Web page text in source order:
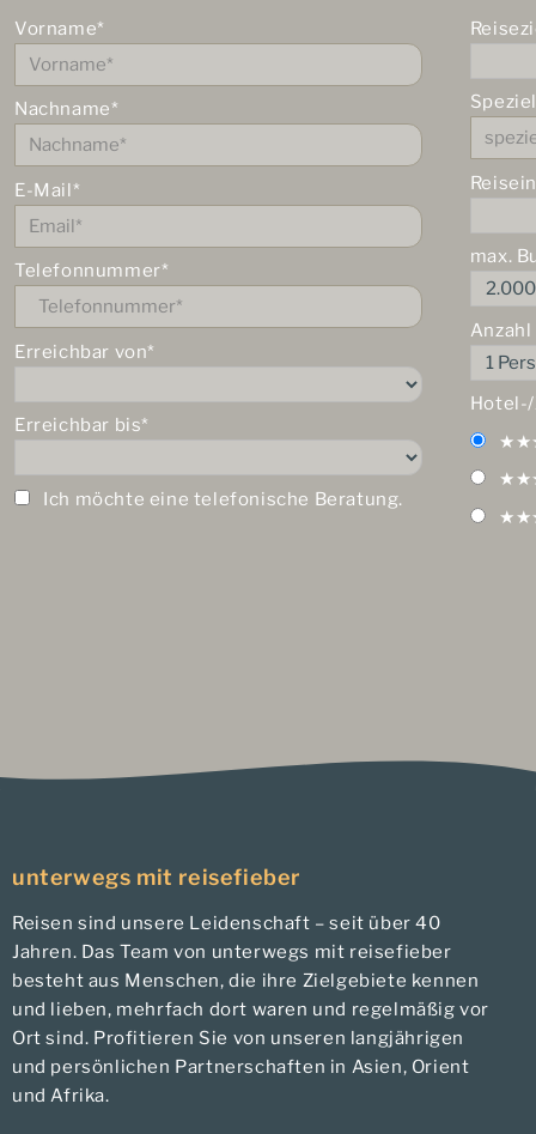
Vorname*
Nachname*
E-Mail*
Telefonnummer*
Erreichbar von*
Erreichbar bis*
Ich möchte eine telefonische Beratung.
max.
unterwegs mit reisefieber
Reisen sind unsere Leidenschaft – seit über 40
Jahren. Das Team von unterwegs mit reisefieber
besteht aus Menschen, die ihre Zielgebiete kennen
und lieben, mehrfach dort waren und regelmäßig vor
Ort sind. Profitieren Sie von unseren langjährigen
und persönlichen Partnerschaften in Asien, Orient
und Afrika.